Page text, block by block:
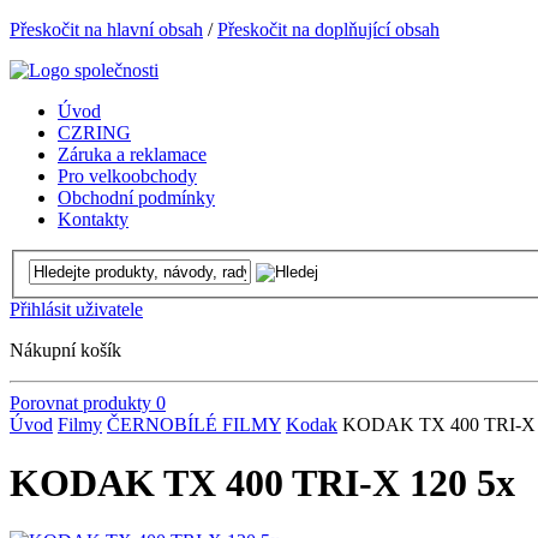
Přeskočit na hlavní obsah /Přeskočit na doplňující obsah
Úvod
CZRING
Záruka a reklamace
Pro velkoobchody
Obchodní podmínky
Kontakty
Přihlásit uživatele
Nákupní košík
Porovnat produkty 0
Úvod Filmy ČERNOBÍLÉ FILMY Kodak KODAK TX 400 TRI-X
KODAK TX 400 TRI-X 120 5x